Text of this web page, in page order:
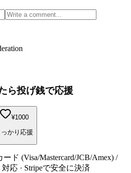
ら投げ銭で応援
¥1000
っかり応援
ード (Visa/Mastercard/JCB/Amex) /
応 · Stripeで安全に決済